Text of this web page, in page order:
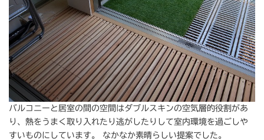
バルコニーと居室の間の空間はダブルスキンの空気層的役割があ
り、熱をうまく取り入れたり逃がしたりして室内環境を過ごしや
すいものにしています。 なかなか素晴らしい提案でした。